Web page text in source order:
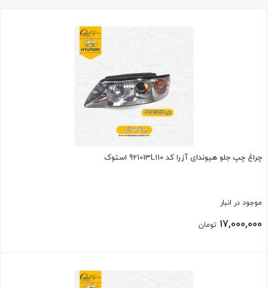
چراغ چپ جلو هیوندای آزرا کد 921013L110 استوک
موجود در انبار
17,000,000 تومان